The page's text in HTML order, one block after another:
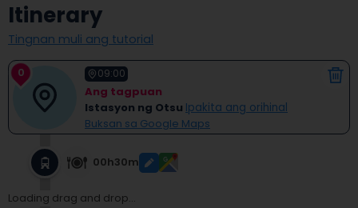
to
get
the
keyboard
shortcuts
for
changing
Itinerary
Tingnan muli ang tutorial
0 09:00
Ang tagpuan
Istasyon ng Otsu Ipakita ang orihinal
Buksan sa Google Maps
00h30m
Loading drag and drop...